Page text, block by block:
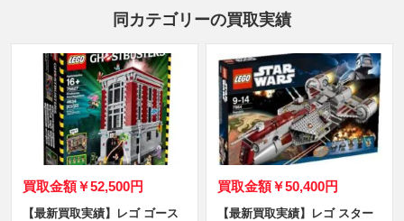
同カテゴリーの買取実績
買取金額￥52,500円
【最新買取実績】レゴ ゴース
買取金額￥50,400円
【最新買取実績】レゴ スター